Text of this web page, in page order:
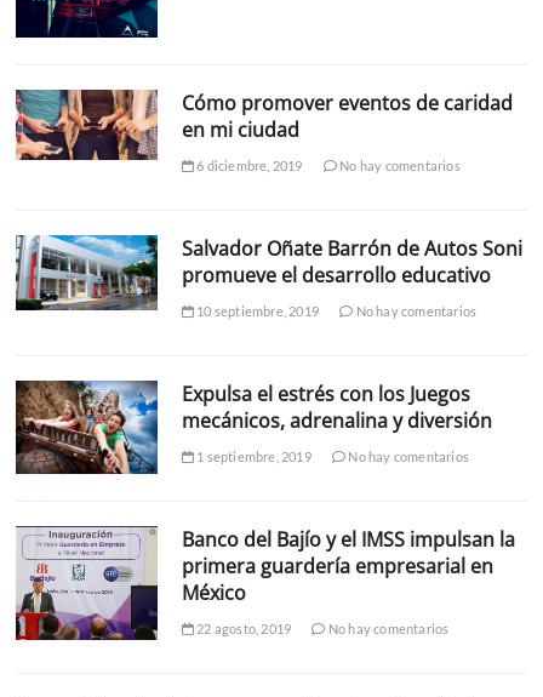
Cómo promover eventos de caridad
en mi ciudad
6 diciembre, 2019 No hay comentarios
Salvador Oñate Barrón de Autos Soni
promueve el desarrollo educativo
10 septiembre, 2019 No hay comentarios
Expulsa el estrés con los Juegos
mecánicos, adrenalina y diversión
1 septiembre, 2019 No hay comentarios
Banco del Bajío y el IMSS impulsan la
primera guardería empresarial en
México
22 agosto, 2019 No hay comentarios